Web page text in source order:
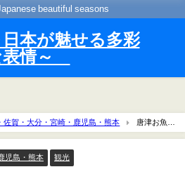
beautiful seasons
本が魅せる多彩
表情～
佐賀・大分・宮崎・鹿児島・熊本
唐津お魚ま
台は？駐車場やアクセスは？
児島・熊本 観光